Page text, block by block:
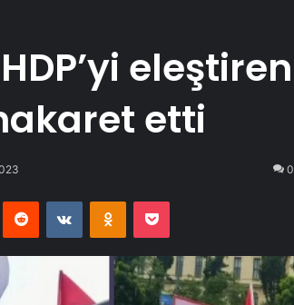
eleştiren
etti
0
Reddit VKontakteOdnoklassniki
Pocket